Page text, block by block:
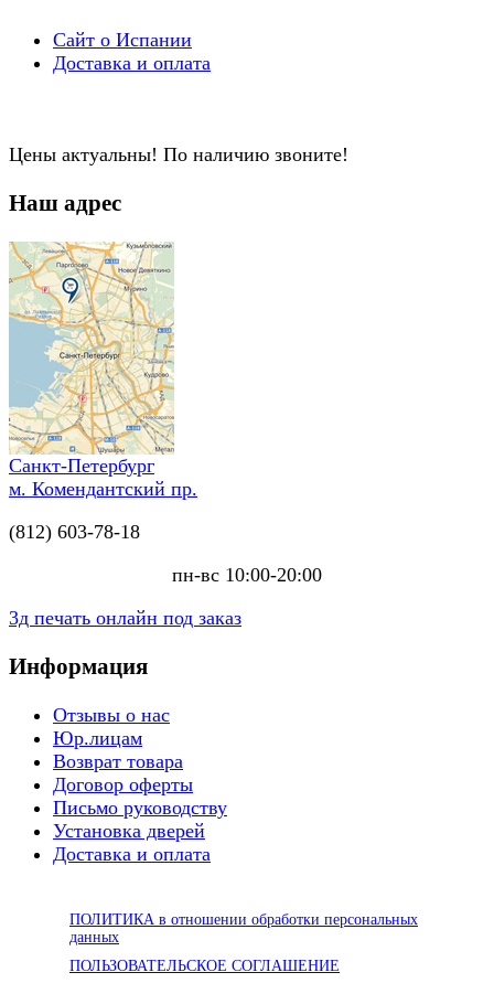
Сайт о Испании
Доставка и оплата
Цены актуальны! По наличию звоните!
Наш адрес
Санкт-Петербург
м. Комендантский пр.
(812) 603-78-18
пн-вс 10:00-20:00
3д печать онлайн под заказ
Информация
Отзывы о нас
Юр.лицам
Возврат товара
Договор оферты
Письмо руководству
Установка дверей
Доставка и оплата
ПОЛИТИКА в отношении обработки персональных
данных
ПОЛЬЗОВАТЕЛЬСКОЕ СОГЛАШЕНИЕ